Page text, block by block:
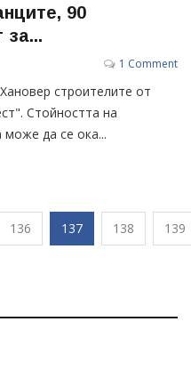
90
за...
1 Comment
строителите от
Стойността на
да се ока...
136 137 138 139